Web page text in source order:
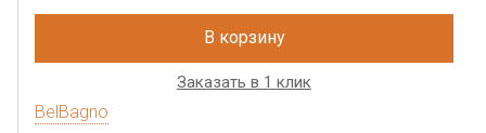
В корзину
Заказать в 1 клик
BelBagno